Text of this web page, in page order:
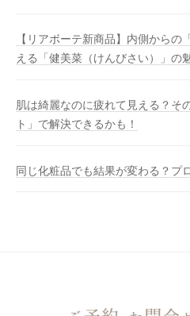
【リアボーテ新商品】内側からの
える「健美菜（けんびさい）」の
肌は綺麗なのに疲れて見える？そ
ト」で解決できるかも！
同じ化粧品でも結果が変わる？プ